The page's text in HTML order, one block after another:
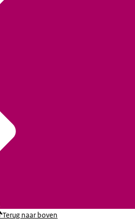
Terug naar boven